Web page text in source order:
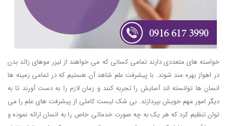
خواسته های متعددی دارند تمامی کسانی که می خواهند از لیزر موهای زائد بدن
در اهواز بهره مند شوند. با پیشرفت علم شاهد آن هستیم که در تمامی زمینه ها
انسان ها توانسته اند آسایش را تجربه کنند و زمان لازم را به دست آورند تا به
دیگر امور مهم خویش بپردازند. بی شک لیست کاملی از پیشرفت های علم را می
توان تنظیم کرد که هر یک به چه صورت خدماتی خاص را به انسان ارائه نموده و